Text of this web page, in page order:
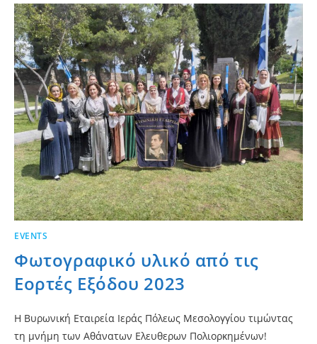
EVENTS
Φωτογραφικό υλικό από τις
Εορτές Εξόδου 2023
Η Βυρωνική Εταιρεία Ιεράς Πόλεως Μεσολογγίου τιμώντας
τη μνήμη των Αθάνατων Ελευθερων Πολιορκημένων!